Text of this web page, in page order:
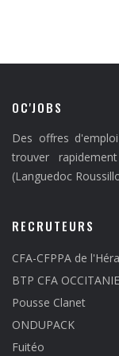
OC'JOBS
Des offres
trouver
(Languedoc
RECRUTEURS
CFA-CFPPA de
BTP CFA OCCITANIE
Pousse Clanet
ONDUPACK
Fuitéo